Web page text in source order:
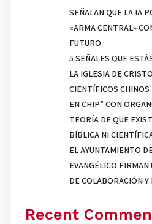
SEÑALAN QUE LA IA
«ARMA CENTRAL»
FUTURO
5 SEÑALES QUE
LA IGLESIA DE
CIENTÍFICOS CHINOS
EN CHIP” CON
TEORÍA DE QUE
BÍBLICA NI
EL AYUNTAMIENTO
EVANGÉLICO
DE COLABORACIÓN Y
Recent